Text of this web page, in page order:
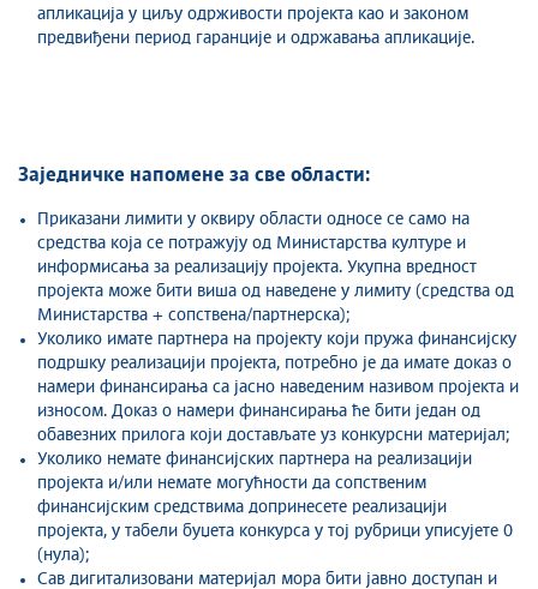
апликација у циљу одрживости пројекта као и законом
предвиђени период гаранције и одржавања апликације.
Заједничке напомене за све области:
Приказани лимити у оквиру области односе се само на
средства која се потражују од Министарства културе и
информисања за реализацију пројекта. Укупна вредност
пројекта може бити виша од наведене у лимиту (средства од
Министарства + сопствена/партнерска);
Уколико имате партнера на пројекту који пружа финансијску
подршку реализацији пројекта, потребно је да имате доказ о
намери финансирања са јасно наведеним називом пројекта и
износом. Доказ о намери финансирања ће бити један од
обавезних прилога који достављате уз конкурсни материјал;
Уколико немате финансијских партнера на реализацији
пројекта и/или немате могућности да сопственим
финансијским средствима допринесете реализацији
пројекта, у табели буџета конкурса у тој рубрици уписујете 0
(нула);
Сав дигитализовани материјал мора бити јавно доступан и